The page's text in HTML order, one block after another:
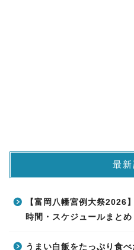
最
【富岡八幡宮例大祭2026
時間・スケジュールまとめ
うまい白飯をたっぷり食